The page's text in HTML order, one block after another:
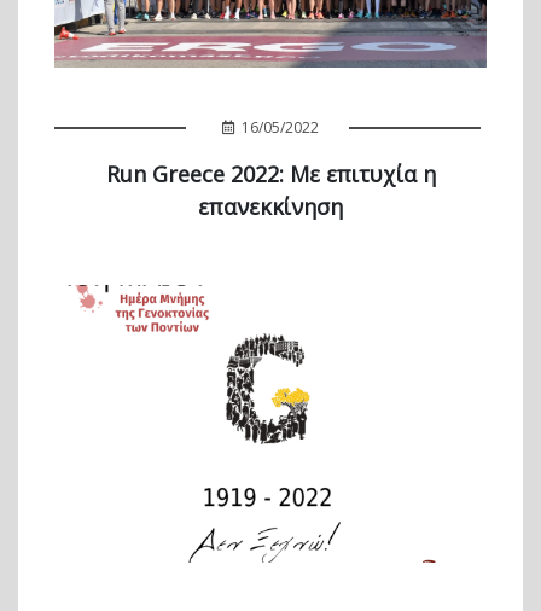
16/05/2022
Run Greece 2022: Με επιτυχία η
επανεκκίνηση